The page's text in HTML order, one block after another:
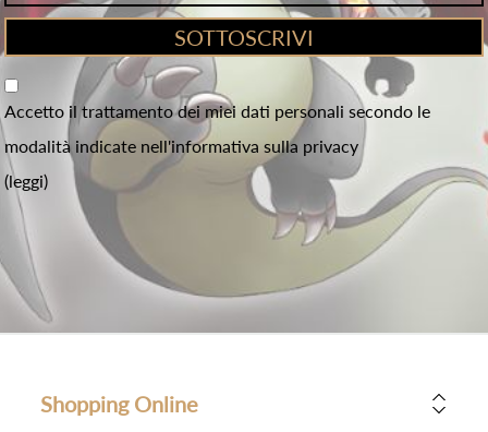
Accetto il trattamento dei miei dati personali secondo le
modalità indicate nell'informativa sulla privacy
(leggi)
Shopping Online